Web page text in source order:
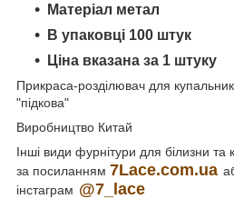
Матеріал метал
В упаковці 100 штук
Ціна вказана за 1 штуку
Прикраса-розділювач для
"підкова"
Виробництво Китай
Інші види фурнітури для білизни та
за посиланням 7Lace.com.ua
інстаграм @7_lace